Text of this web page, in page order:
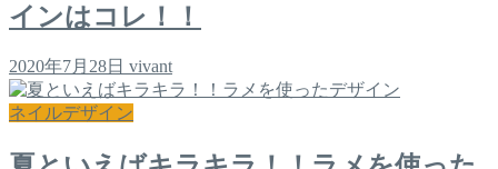
インはコレ！！
2020年7月28日 vivant
ネイルデザイン